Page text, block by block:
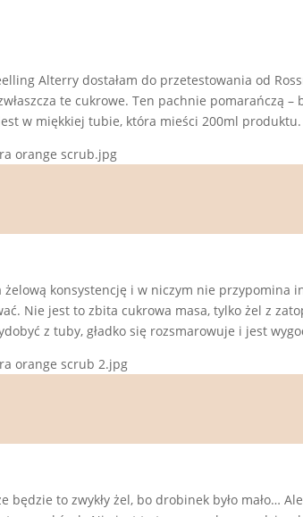
Alterry dostałam do przetestowania od
te cukrowe. Ten pachnie pomarańczą
w miękkiej tubie, która mieści 200ml produktu.
żelową konsystencję i w niczym nie przypomina
Nie jest to zbita cukrowa masa, tylko żel z
z tuby, gładko się rozsmarowuje i jest
będzie to zwykły żel, bo drobinek było mało…